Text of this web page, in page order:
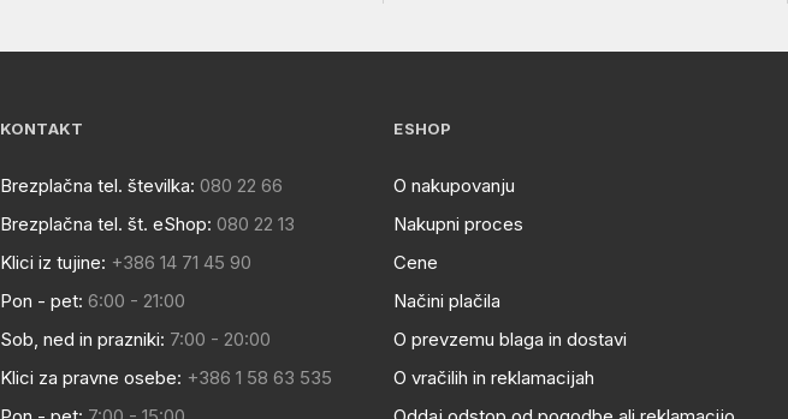
KONTAKT
Brezplačna tel. številka: 080 22 66
Brezplačna tel. št. eShop: 080 22 13
Klici iz tujine: +386 14 71 45 90
Pon - pet: 6:00 - 21:00
Sob, ned in prazniki: 7:00 - 20:00
Klici za pravne osebe: +386 1 58 63 535
ESHOP
O nakupovanju
Nakupni proces
Cene
Načini plačila
O prevzemu blaga in dostavi
O vračilih in reklamacijah